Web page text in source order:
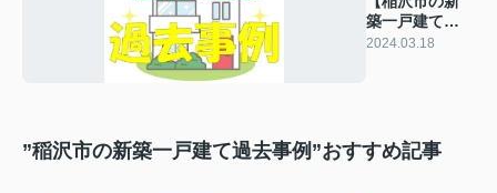
築一戸建て】
過去の販売事
2024.03.18
”稲沢市の新築一戸建て過去事例”おすすめ記事